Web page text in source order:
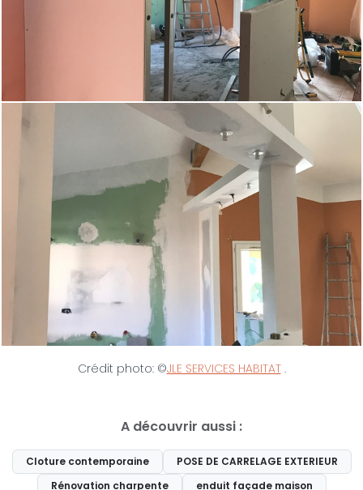
Crédit photo: ©JLE SERVICES HABITAT.
A découvrir aussi :
Cloture contemporaine
POSE DE CARRELAGE EXTERIEUR
Rénovation charpente
enduit façade maison